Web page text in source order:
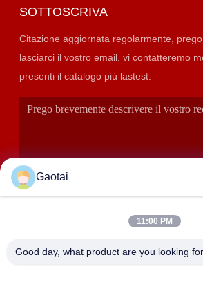
SOTTOSCRIVA
Citazione aggiornata regolarmente,
lasciarci il vostro email, vi contatteremo
presenti il catalogo più lastest.
Gaotai
11:00 PM
Good day, what product are you looking